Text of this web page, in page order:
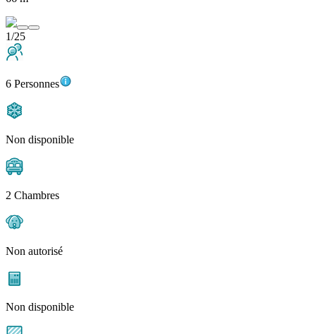
1/25
6 Personnes
Non disponible
2 Chambres
Non autorisé
Non disponible